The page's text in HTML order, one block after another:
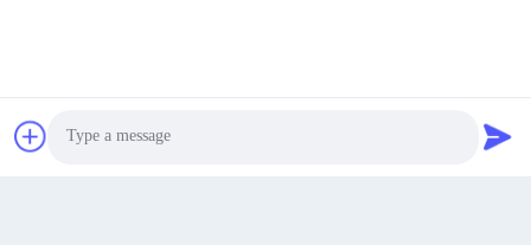
En İyi Fiyatı Alın